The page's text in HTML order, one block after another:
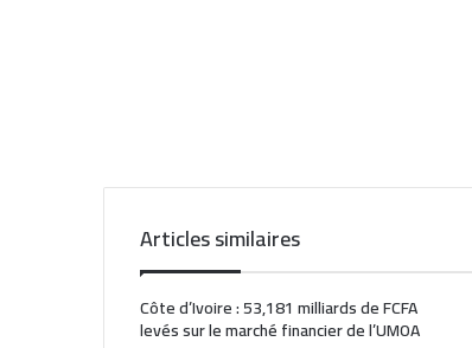
Articles similaires
Côte d’Ivoire : 53,181 milliards de FCFA
levés sur le marché financier de l’UMOA